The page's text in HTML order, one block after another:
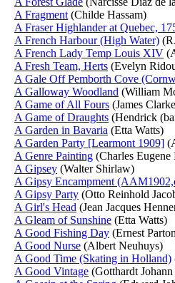
A Fragment (Childe Hassam)
A Fraser Highlander at Quebec,
A French Harbour (High Water)
A French Lady Temp Louis XIV
A Fresh Team, Herts (Evelyn
A Gale Off Pemborth Cove
A Galloway Woodland (William
A Game of All Fours (James
A Game of Draughts (Hendrick
A Garden in Bavaria (Etta Watts)
A Garden Party [Learmont 1909]
A Genre Painting (Charles Eugene
A Gipsey (Walter Shirlaw)
A Gipsy Encampment
A Gipsy Party (Otto Reinhold
A Girl's Head (Jean Jacques
A Gleam of Sunshine (Etta Watts)
A Good Fishing Day (Ernest
A Good Nurse (Albert Neuhuys)
A Good Time (Skating in Holland)
A Good Vintage (Gotthardt